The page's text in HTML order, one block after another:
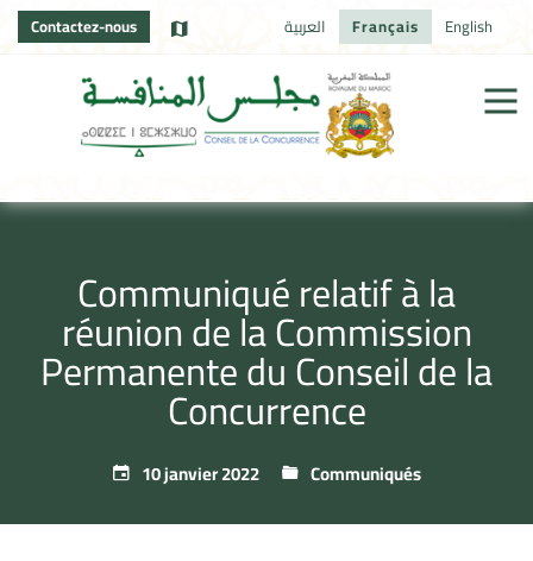
Contactez-nous العربية Français English
Communiqué relatif à la
réunion de la Commission
Permanente du Conseil de la
Concurrence
10 janvier 2022 Communiqués